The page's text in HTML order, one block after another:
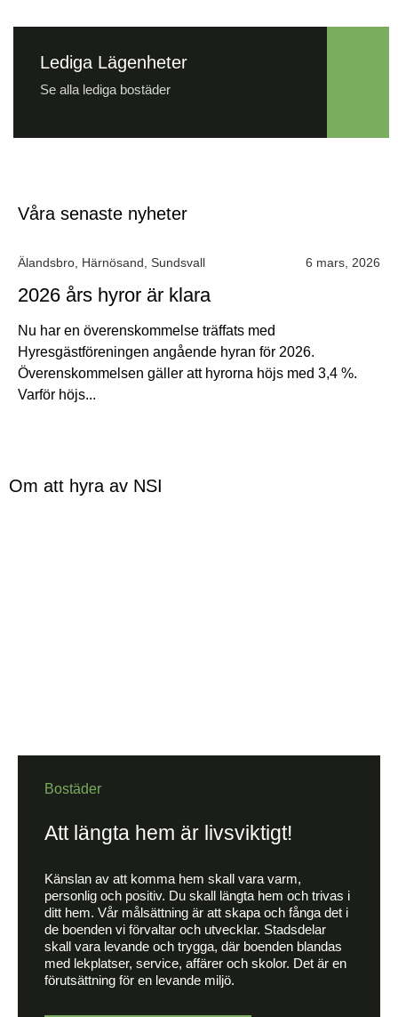
Lediga Lägenheter
Se alla lediga bostäder
Våra senaste nyheter
Älandsbro Härnösand Sundsvall 6 mars, 2026
2026 års hyror är klara
Nu har en överenskommelse träffats med
Hyresgästföreningen angående hyran för 2026.
Överenskommelsen gäller att hyrorna höjs med 3,4 %.
Varför höjs...
Om att hyra av NSI
Bostäder
Att längta hem är livsviktigt!
Känslan av att komma hem skall vara varm,
personlig och positiv. Du skall längta hem och trivas i
ditt hem. Vår målsättning är att skapa och fånga det i
de boenden vi förvaltar och utvecklar. Stadsdelar
skall vara levande och trygga, där boenden blandas
med lekplatser, service, affärer och skolor. Det är en
förutsättning för en levande miljö.